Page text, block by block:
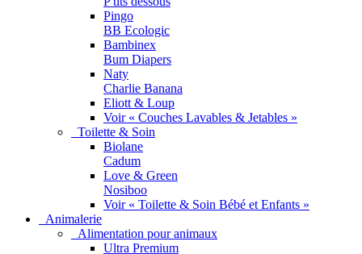
Pingo
BB Ecologic
Bambinex
Bum Diapers
Naty
Charlie Banana
Eliott & Loup
Voir « Couches Lavables & Jetables »
Toilette & Soin
Biolane
Cadum
Love & Green
Nosiboo
Voir « Toilette & Soin Bébé et Enfants »
Animalerie
Alimentation pour animaux
Ultra Premium